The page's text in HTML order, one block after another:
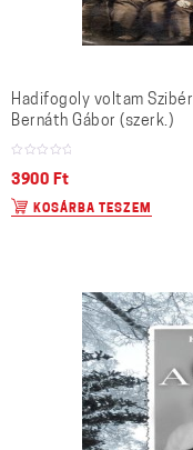
Hadifogoly voltam
Bernáth Gábor (szerk.)
3900 Ft
KOSÁRBA TESZEM